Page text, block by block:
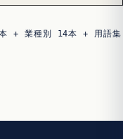
本 + 業種別 14本 + 用語集